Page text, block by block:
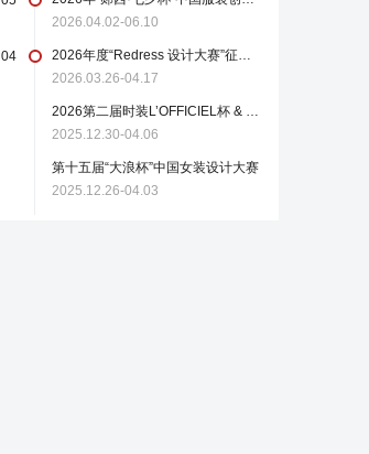
2026.04.02-06.10
04
2026年度“Redress 设计大赛”征稿启事
2026.03.26-04.17
2026第二届时装L’OFFICIEL杯 & 中国轻纺城国际设计大师赛
2025.12.30-04.06
第十五届“大浪杯”中国女装设计大赛
2025.12.26-04.03